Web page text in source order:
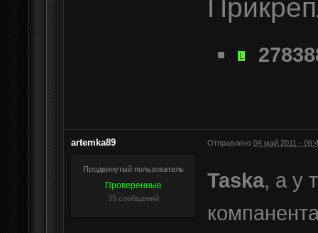
artemka89 Отправлено 04 май 2011 -
Продвинутый пользователь
Проверенные
35 сообщений
Taska, а у